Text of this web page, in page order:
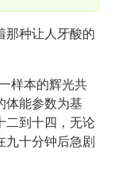
那种让人牙酸的
样本的辉光共
体能参数为基
二到十四，无论
九十分钟后急剧